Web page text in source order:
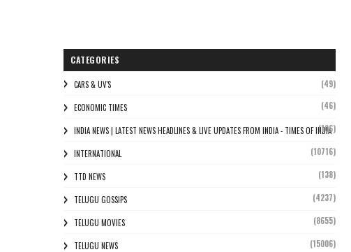
CATEGORIES
CARS & UV'S (49)
ECONOMIC TIMES (46)
INDIA NEWS | LATEST NEWS HEADLINES & LIVE UPDATES FROM INDIA - TIMES OF INDIA
(106)
INTERNATIONAL (10716)
TTD NEWS (138)
TELUGU GOSSIPS (4237)
TELUGU MOVIES (8655)
TELUGU NEWS (15006)